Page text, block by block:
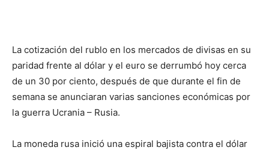
La cotización del rublo en los mercados de divisas en su
paridad frente al dólar y el euro se derrumbó hoy cerca
de un 30 por ciento, después de que durante el fin de
semana se anunciaran varias sanciones económicas por
la guerra Ucrania – Rusia.
La moneda rusa inició una espiral bajista contra el dólar